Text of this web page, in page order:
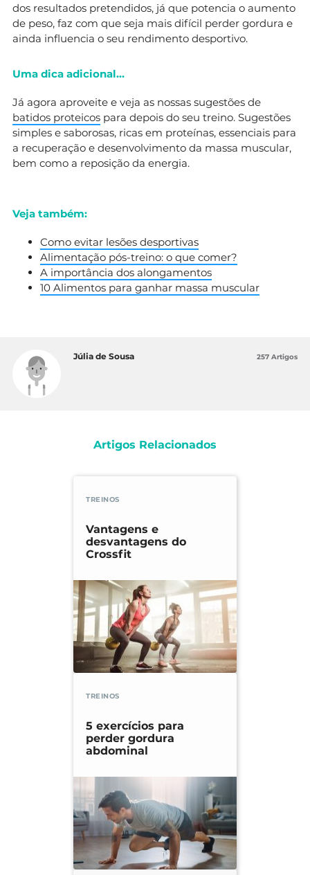
dos resultados pretendidos, já que potencia o aumento
de peso, faz com que seja mais difícil perder gordura e
ainda influencia o seu rendimento desportivo.
Uma dica adicional…
Já agora aproveite e veja as nossas sugestões de
batidos proteicos para depois do seu treino. Sugestões
simples e saborosas, ricas em proteínas, essenciais para
a recuperação e desenvolvimento da massa muscular,
bem como a reposição da energia.
Veja também:
Como evitar lesões desportivas
Alimentação pós-treino: o que comer?
A importância dos alongamentos
10 Alimentos para ganhar massa muscular
Júlia de Sousa 257 Artigos
Artigos Relacionados
TREINOS
Vantagens e
desvantagens do
Crossfit
TREINOS
5 exercícios para
perder gordura
abdominal